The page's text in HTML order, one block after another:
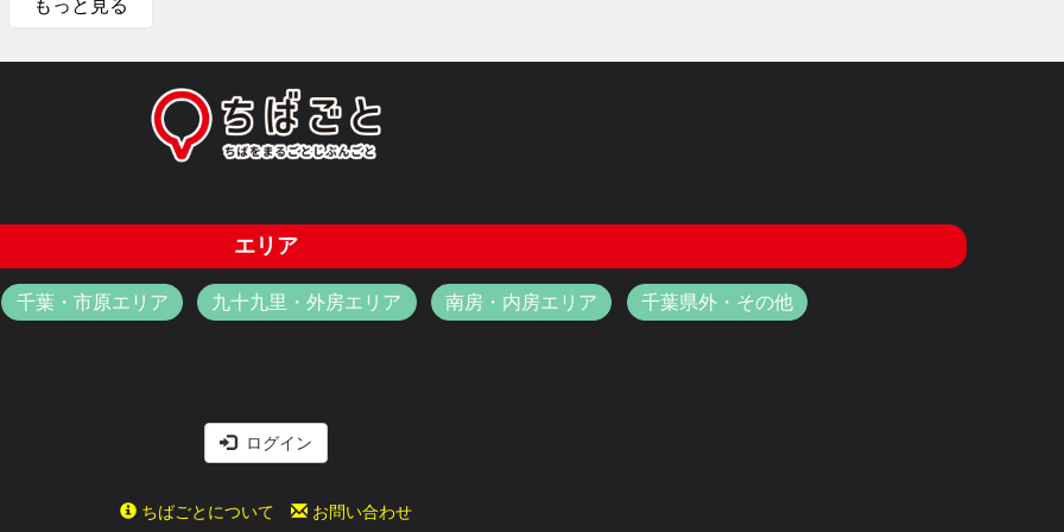
もっと見る
エリア
千葉・市原エリア 九十九里・外房エリア 南房・内房エリア 千葉県外・その他
ログイン
ちばごとについて お問い合わせ